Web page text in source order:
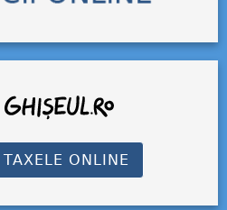
TAXELE ONLINE